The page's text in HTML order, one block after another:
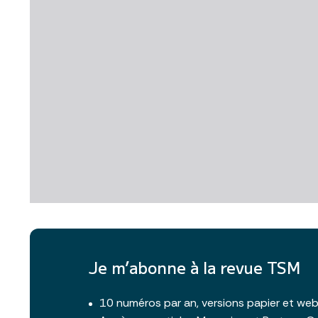
Je m’abonne à la revue TSM
10 numéros par an, versions papier et